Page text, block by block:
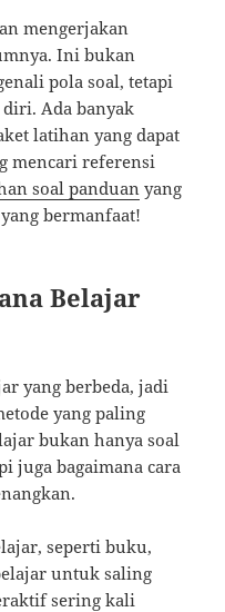
mengerjakan
Ini bukan
pola soal, tetapi
Ada banyak
latihan yang dapat
mencari referensi
soal panduan yang
bermanfaat!
Belajar
yang berbeda, jadi
yang paling
bukan hanya soal
juga bagaimana cara
seperti buku,
untuk saling
sering kali